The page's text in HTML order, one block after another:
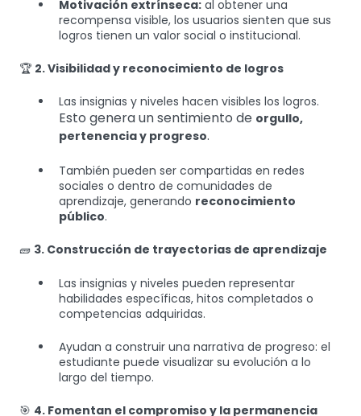
Motivación extrínseca: al obtener una
recompensa visible, los usuarios sienten que sus
logros tienen un valor social o institucional.
🏆 2. Visibilidad y reconocimiento de logros
Las insignias y niveles hacen visibles los logros.
Esto genera un sentimiento de orgullo,
pertenencia y progreso.
También pueden ser compartidas en redes
sociales o dentro de comunidades de
aprendizaje, generando reconocimiento
público.
🧱 3. Construcción de trayectorias de aprendizaje
Las insignias y niveles pueden representar
habilidades específicas, hitos completados o
competencias adquiridas.
Ayudan a construir una narrativa de progreso: el
estudiante puede visualizar su evolución a lo
largo del tiempo.
🎯 4. Fomentan el compromiso y la permanencia